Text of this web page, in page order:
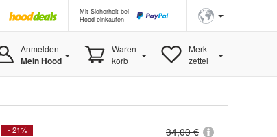
Mit Sicherheit bei
Hood einkaufen
Anmelden
Mein Hood
Waren-
korb
Merk-
zettel
- 21% 34,00 €